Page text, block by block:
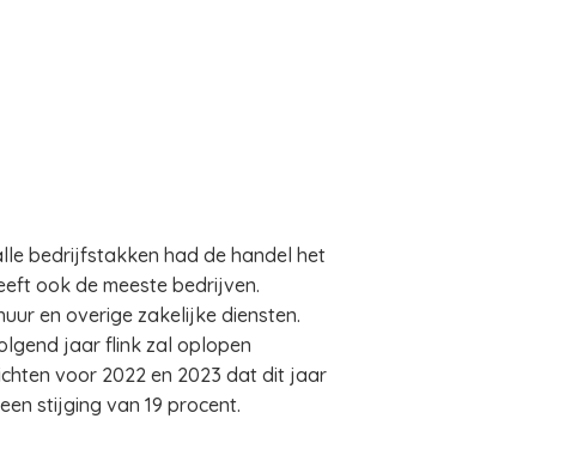
bedrijfstakken had de handel het
ook de meeste bedrijven.
en overige zakelijke diensten.
jaar flink zal oplopen
voor 2022 en 2023 dat dit jaar
stijging van 19 procent.